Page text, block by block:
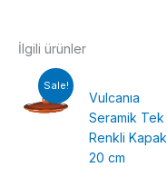
İlgili ürünler
Sale!
Vulcanıa
Seramik Tek
Renkli Kapak
20 cm